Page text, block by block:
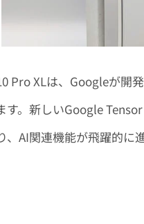
Pro XLは、Googleが開
す。新しいGoogle
、AI関連機能が飛躍的に